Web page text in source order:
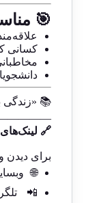
🎯
کسانی
📚 «زندگی
🔗 لینک‌های
برای دیدن
🌐
📲